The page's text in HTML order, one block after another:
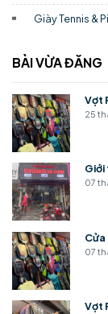
Giày Tennis &
BÀI VỪA ĐĂNG
Vợt
25
07
Cửa
07
Vợt